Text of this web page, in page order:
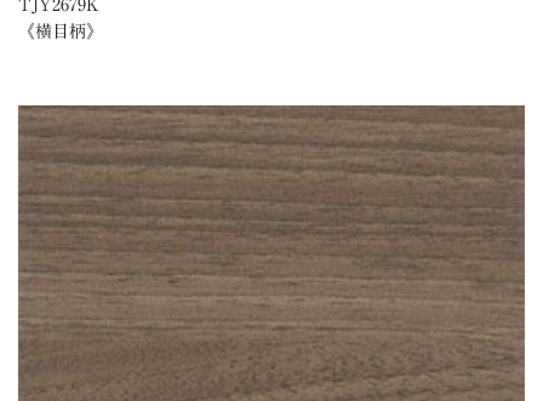
TJY2679K
《横目柄》